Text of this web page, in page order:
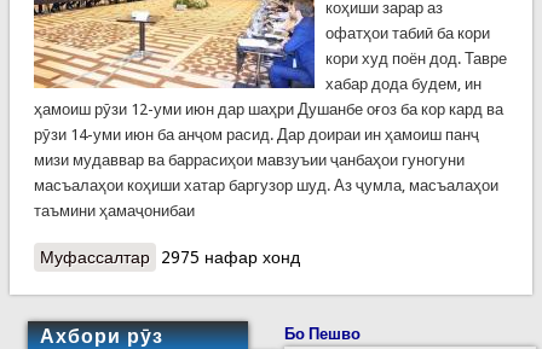
коҳиши зарар аз
офатҳои табиӣ ба кори
кори худ поён дод. Тавре
хабар дода будем, ин
ҳамоиш рӯзи 12-уми июн дар шаҳри Душанбе оғоз ба кор кард ва
рӯзи 14-уми июн ба анҷом расид. Дар доираи ин ҳамоиш панҷ
мизи мудаввар ва баррасиҳои мавзуъии ҷанбаҳои гуногуни
масъалаҳои коҳиши хатар баргузор шуд. Аз ҷумла, масъалаҳои
таъмини ҳамаҷонибаи
Муфассалтаро Анҷоми ҳамоиши минтақавии Платформаи
2975 нафар хонд
Ахбори рӯз Бо Пешво